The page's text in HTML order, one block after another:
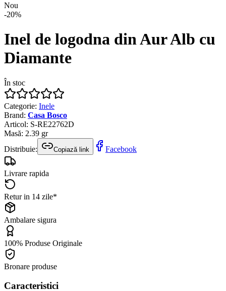
Nou
-20%
Inel de logodna din Aur Alb cu
Diamante
În stoc
Categorie: Inele
Brand: Casa Bosco
Articol: S-RE22762D
Masă: 2.39 gr
Distribuie:
Copiază link Facebook
Livrare rapida
Retur in 14 zile*
Ambalare sigura
100% Produse Originale
Bronare produse
Caracteristici